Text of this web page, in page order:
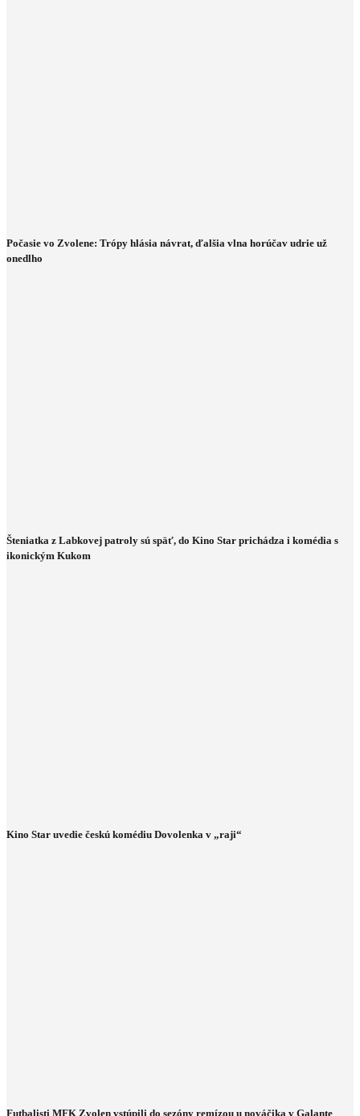
Počasie vo Zvolene: Trópy hlásia návrat, ďalšia vlna horúčav udrie už
onedlho
Šteniatka z Labkovej patroly sú späť, do Kino Star prichádza i komédia s
ikonickým Kukom
Kino Star uvedie českú komédiu Dovolenka v „raji“
Futbalisti MFK Zvolen vstúpili do sezóny remízou u nováčika v Galante